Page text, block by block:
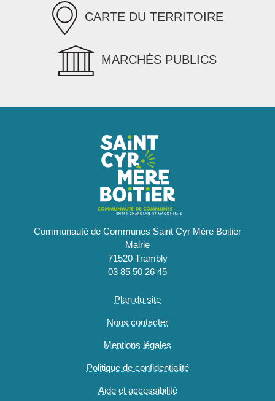
CARTE DU TERRITOIRE
MARCHÉS PUBLICS
Communauté de Communes Saint Cyr Mère Boitier
Mairie
71520 Trambly
03 85 50 26 45
Plan du site
Nous contacter
Mentions légales
Politique de confidentialité
Aide et accessibilité